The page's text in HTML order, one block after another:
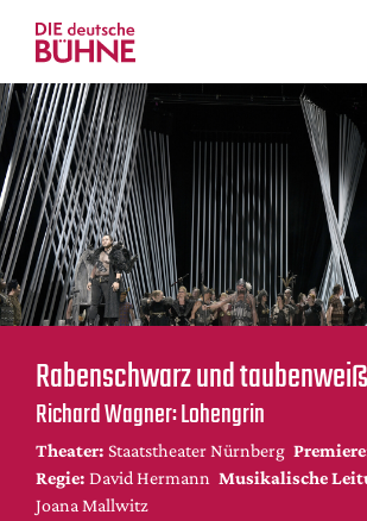
Kritiken
Schauspiel
Musiktheater
Tanz
Crossover
Bühnenwelt
Festivals & Veranstaltungen
Menschen & Theater
Themen
Internationales
Nachrufe
Medientipps
Rabenschwarz und taubenweiß
Richard Wagner: Lohengrin
Theater: Staatstheater Nürnberg
Regie: David Hermann Musikalische
Joana Mallwitz